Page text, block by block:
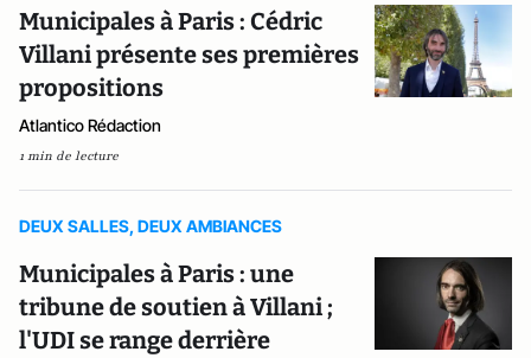
Municipales à Paris : Cédric
Villani présente ses premières
propositions
Atlantico Rédaction
1 min de lecture
DEUX SALLES, DEUX AMBIANCES
Municipales à Paris : une
tribune de soutien à Villani ;
l'UDI se range derrière